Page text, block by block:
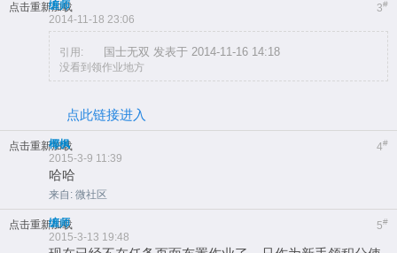
点击重新加载 3#
缠师
2014-11-18 23:06
引用: 国士无双 发表于 2014-11-16 14:18
没看到领作业地方
点此链接进入
点击重新加载 4#
椰枫
2015-3-9 11:39
哈哈
来自: 微社区
点击重新加载 5#
缠师
2015-3-13 19:48